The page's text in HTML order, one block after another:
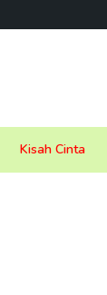
Kisah Cinta